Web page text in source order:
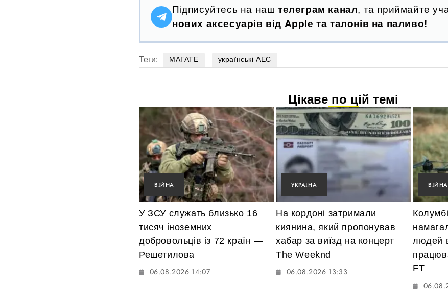
Підписуйтесь на наш телеграм канал, та приймайте
нових аксесуарів від Apple та талонів на паливо!
Теги: МАГАТЕ українські АЕС
Цікаве по цій темі
ВІЙНА
У ЗСУ служать близько 16
тисяч іноземних
добровольців із 72 країн —
Решетилова
06.08.2026 14:07
УКРАЇНА
На кордоні затримали
киянина, який пропонував
хабар за виїзд на концерт
The Weeknd
06.08.2026 13:33
ВІЙНА
людей
FT